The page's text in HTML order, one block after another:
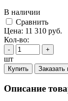
В наличии
Cравнить
Цена: 11 310 руб.
Кол-во:
- +
шт
Купить Заказать
Описание